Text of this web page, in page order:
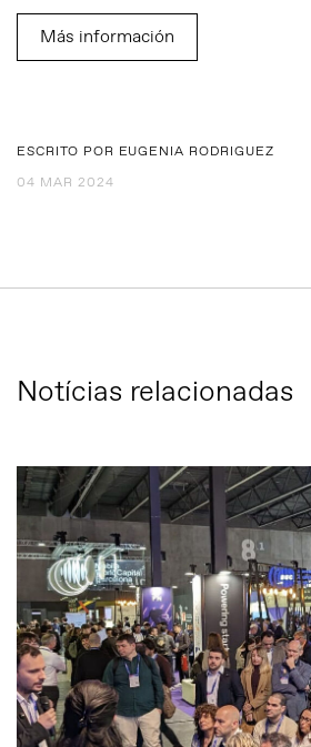
Más información
ESCRITO POR EUGENIA RODRIGUEZ
04 MAR 2024
Notícias relacionadas